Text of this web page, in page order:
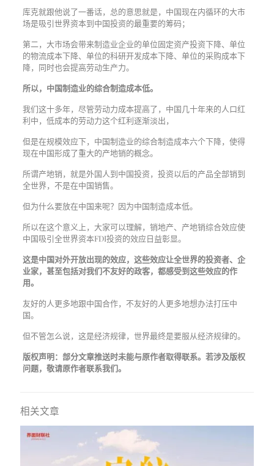
库克就跟他说了一番话，总的意思就是，中国现在内循环的大市
场是吸引世界资本到中国投资的最重要的筹码；
第二，大市场会带来制造业企业的单位固定资产投资下降、单位
的物流成本下降、单位的科研开发成本下降、单位的采购成本下
降，同时也会提高劳动生产力。
所以，中国制造业的综合制造成本低。
我们这十多年，尽管劳动力成本提高了，中国几十年来的人口红
利中，低成本的劳动力这个红利逐渐淡出，
但是在规模效应下，中国制造业的综合制造成本六个下降，使得
现在中国形成了重大的产地销的概念。
所谓产地销，就是外国人到中国投资，投资以后的产品全部销到
全世界，不是在中国销售。
但为什么要放在中国来呢？因为中国制造成本低。
所以在这个意义上，大家可以理解，销地产、产地销综合效应使
中国吸引全世界资本FDI投资的效应日益彰显。
这是中国对外开放出现的效应，这些效应让全世界的投资者、企
业家，甚至包括对我们不友好的政客，都感受到这些效应的作
用。
友好的人更多地跟中国合作，不友好的人更多地想办法打压中
国。
但不管怎么说，这是经济规律，世界最终是要服从经济规律的。
版权声明：部分文章推送时未能与原作者取得联系。若涉及版权
问题，敬请原作者联系我们。
相关文章